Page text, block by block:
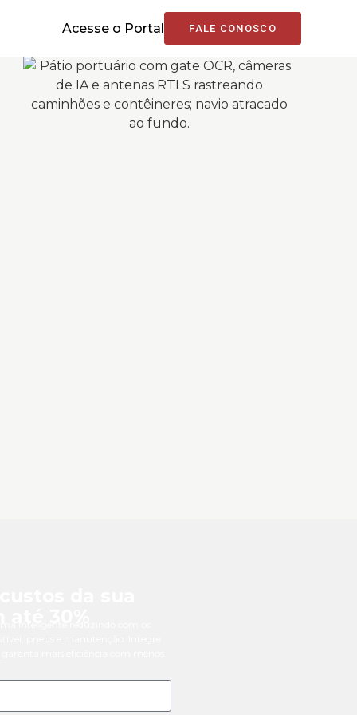
Acesse o Portal FALE CONOSCO